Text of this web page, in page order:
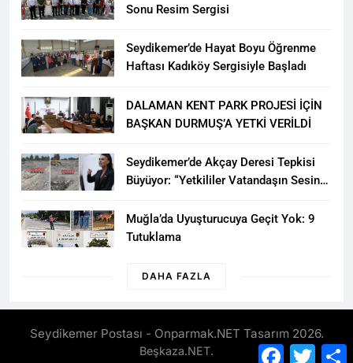
Sonu Resim Sergisi
Seydikemer’de Hayat Boyu Öğrenme
Haftası Kadıköy Sergisiyle Başladı
DALAMAN KENT PARK PROJESİ İÇİN
BAŞKAN DURMUŞ’A YETKİ VERİLDİ
Seydikemer’de Akçay Deresi Tepkisi
Büyüyor: “Yetkililer Vatandaşın Sesini
Muğla’da Uyuşturucuya Geçit Yok: 9
Tutuklama
DAHA FAZLA
Seydikemer Postası - Onparmak.NET Tasarım 2026.
Beşkaza.NET. FacebookTwitter